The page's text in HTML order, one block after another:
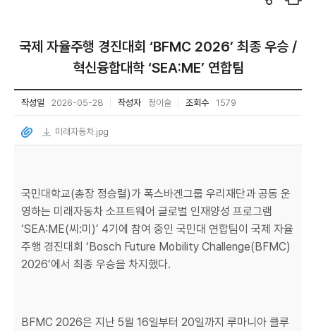
국제 자율주행 경진대회 ‘BFMC 2026’ 최종 우승 /
혁신융합대학 ‘SEA:ME’ 연합팀
작성일 2026-05-28 작성자 정이슬 조회수 1579
미래자동차.jpg
국민대학교(총장 정승렬)가 폭스바겐그룹 우리재단과 공동 운
영하는 미래자동차 소프트웨어 글로벌 인재양성 프로그램
‘SEA:ME(씨:미)’ 4기에 참여 중인 국민대 연합팀이 국제 자율
주행 경진대회 ‘Bosch Future Mobility Challenge(BFMC)
2026’에서 최종 우승을 차지했다.
BFMC 2026은 지난 5월 16일부터 20일까지 루마니아 클루